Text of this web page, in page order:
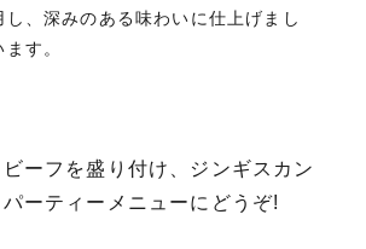
、深みのある味わいに仕上げまし
す。
ーフを盛り付け、ジンギスカン
ーティーメニューにどうぞ!